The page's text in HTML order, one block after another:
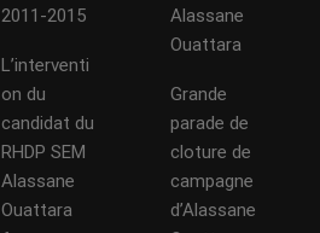
2011-2015
L’interventi
on du
candidat du
RHDP SEM
Alassane
Ouattara
Alassane
Ouattara
Grande
parade de
cloture de
campagne
d’Alassane